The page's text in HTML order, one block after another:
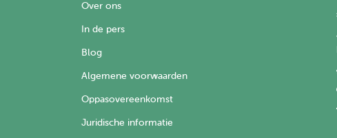
Over ons
In de pers
Blog
Algemene voorwaarden
Oppasovereenkomst
Juridische informatie